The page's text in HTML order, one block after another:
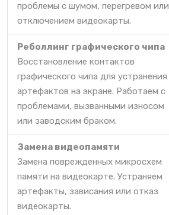
проблемы с шумом, перегревом или
отключением видеокарты.
Реболлинг графического чипа
Восстановление контактов
графического чипа для устранения
артефактов на экране. Работаем с
проблемами, вызванными износом
или заводским браком.
Замена видеопамяти
Замена поврежденных микросхем
памяти на видеокарте. Устраняем
артефакты, зависания или отказ
видеокарты.